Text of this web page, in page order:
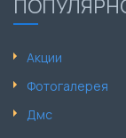
Акции
Фотогалерея
Дмс